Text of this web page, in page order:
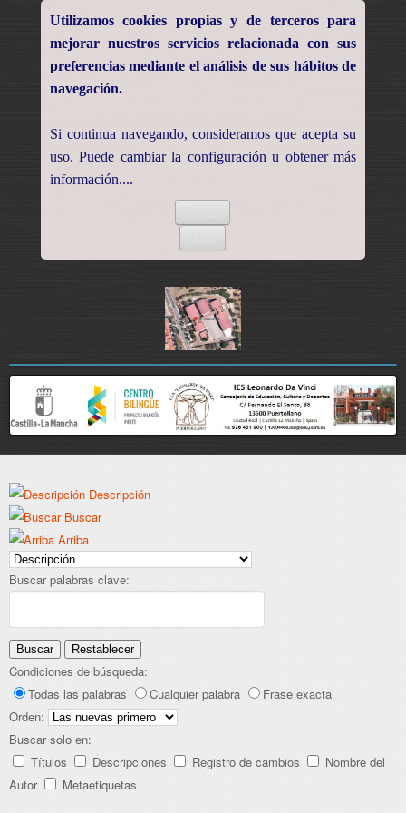
Utilizamos cookies propias y de terceros para
mejorar nuestros servicios relacionada con sus
preferencias mediante el análisis de sus hábitos de
navegación.
Si continua navegando, consideramos que acepta su
uso. Puede cambiar la configuración u obtener más
información....
Descripción
Buscar
Arriba
Buscar palabras clave:
Buscar Restablecer
Condiciones de búsqueda:
Todas las palabras
Cualquier palabra
Frase exacta
Orden:
Buscar solo en:
Títulos
Descripciones Registro de cambios
Autor
Metaetiquetas